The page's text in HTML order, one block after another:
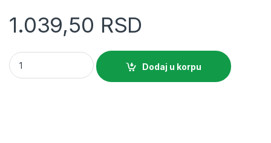
1.039,50 RSD
SE Žuti kompletni udubljeni taster Ø22 sa povratkom 1NO
Dodaj u korpu